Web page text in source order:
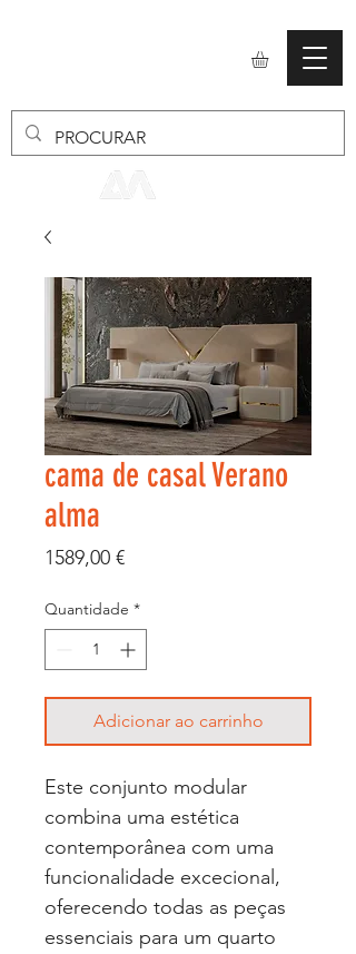
cama de casal Verano
alma
1589,00 €Preço
Quantidade *
Adicionar ao carrinho
Este conjunto modular
combina uma estética
contemporânea com uma
funcionalidade excecional,
oferecendo todas as peças
essenciais para um quarto